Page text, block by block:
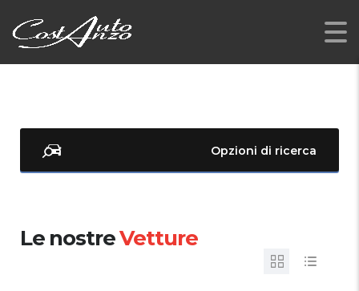
Opzioni di ricerca
Le nostreVetture